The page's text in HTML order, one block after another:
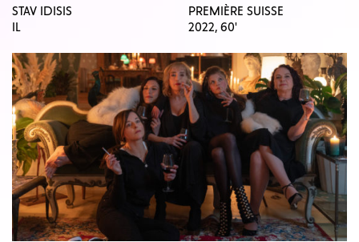
STAV IDISIS
IL
PREMIÈRE SUISSE
2022,60'